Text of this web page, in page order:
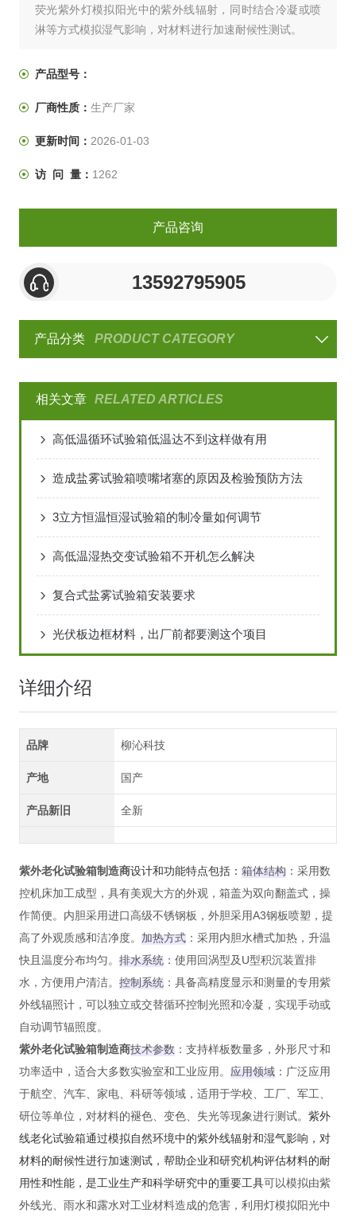
荧光紫外灯模拟阳光中的紫外线辐射，‌同时结合冷凝或喷
淋等方式模拟湿气影响，‌对材料进行加速耐候性测试。‌
产品型号：
厂商性质： 生产厂家
更新时间： 2026-01-03
访 问 量： 1262
产品咨询
13592795905
产品分类 PRODUCT CATEGORY
相关文章 RELATED ARTICLES
高低温循环试验箱低温达不到这样做有用
造成盐雾试验箱喷嘴堵塞的原因及检验预防方法
3立方恒温恒湿试验箱的制冷量如何调节
高低温湿热交变试验箱不开机怎么解决
复合式盐雾试验箱安装要求
光伏板边框材料，出厂前都要测这个项目
详细介绍
品牌 柳沁科技
产地 国产
产品新旧 全新
紫外老化试验箱制造商设计和功能特点包括：‌ 箱体结构 ：‌采用数
控机床加工成型，‌具有美观大方的外观，‌箱盖为双向翻盖式，‌操
作简便。‌内胆采用进口高级不锈钢板，‌外胆采用A3钢板喷塑，‌提
高了外观质感和洁净度。‌ 加热方式：‌采用内胆水槽式加热，‌升温
快且温度分布均匀。‌ 排水系统：‌使用回涡型及U型积沉装置排
水，‌方便用户清洁。‌ 控制系统：‌具备高精度显示和测量的专用紫
外线辐照计，‌可以独立或交替循环控制光照和冷凝，‌实现手动或
自动调节辐照度。‌
紫外老化试验箱制造商技术参数：‌支持样板数量多，‌外形尺寸和
功率适中，‌适合大多数实验室和工业应用。‌ 应用领域：‌广泛应用
于航空、‌汽车、‌家电、‌科研等领域，‌适用于学校、‌工厂、‌军工、‌
研位等单位，‌对材料的褪色、‌变色、‌失光等现象进行测试。‌ 紫外
线老化试验箱通过模拟自然环境中的紫外线辐射和湿气影响，‌对
材料的耐候性进行加速测试，‌帮助企业和研究机构评估材料的耐
用性和性能，‌是工业生产和科学研究中的重要工具可以模拟由紫
外线光、雨水和露水对工业材料造成的危害，利用灯模拟阳光中